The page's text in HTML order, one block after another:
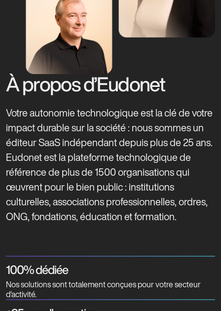
À propos d’Eudonet
Votre autonomie technologique est la clé de votre
impact durable sur la société : nous sommes un
éditeur SaaS indépendant depuis plus de 25 ans.
Eudonet est la plateforme technologique de
référence de plus de 1500 organisations qui
œuvrent pour le bien public : institutions
culturelles, associations professionnelles, ordres,
ONG, fondations, éducation et formation.
100% dédiée
Nos solutions sont totalement conçues pour votre secteur
d'activité.